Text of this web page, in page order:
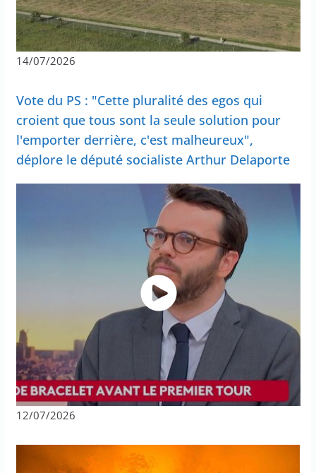
14/07/2026
Vote du PS : "Cette pluralité des egos qui
croient que tous sont la seule solution pour
l'emporter derrière, c'est malheureux",
déplore le député socialiste Arthur Delaporte
12/07/2026